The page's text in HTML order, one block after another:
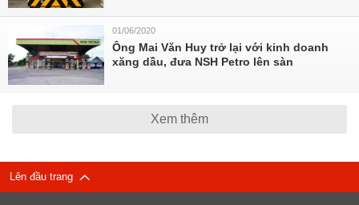
01/06/2020
Ông Mai Văn Huy trở lại với kinh doanh
xăng dầu, đưa NSH Petro lên sàn
Xem thêm
Lên đầu trang